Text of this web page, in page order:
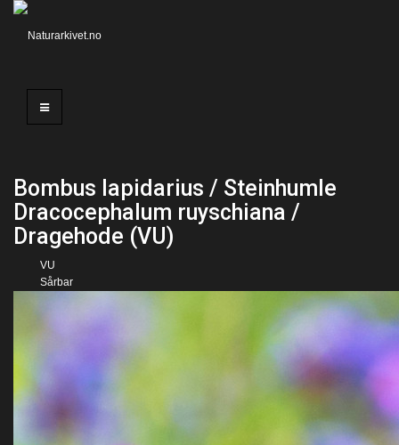
Bombus lapidarius / Steinhumle
Dracocephalum ruyschiana /
Dragehode (VU)
VU
Sårbar